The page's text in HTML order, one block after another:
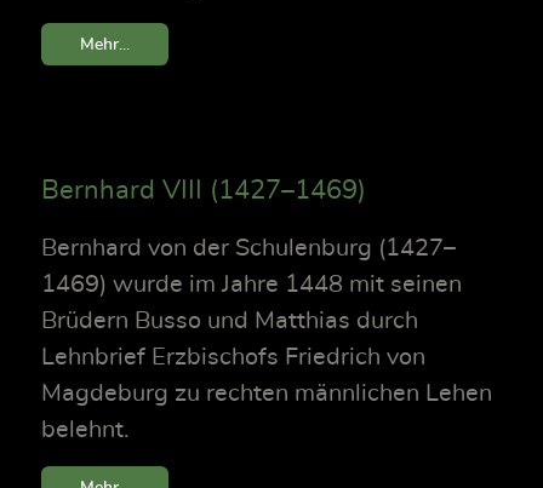
Mehr...
Bernhard VIII (1427–1469)
Bernhard von der Schulenburg (1427–
1469) wurde im Jahre 1448 mit seinen
Brüdern Busso und Matthias durch
Lehnbrief Erzbischofs Friedrich von
Magdeburg zu rechten männlichen Lehen
belehnt.